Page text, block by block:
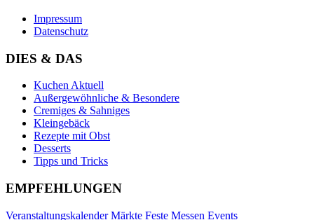
Impressum
Datenschutz
DIES & DAS
Kuchen Aktuell
Außergewöhnliche & Besondere
Cremiges & Sahniges
Kleingebäck
Rezepte mit Obst
Desserts
Tipps und Tricks
EMPFEHLUNGEN
Veranstaltungskalender Märkte Feste Messen Events